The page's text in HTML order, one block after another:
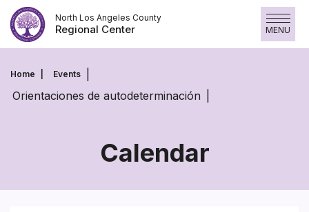
Skip
to
content
North Los Angeles County
Regional Center MENU
Home Events
Orientaciones de autodeterminación
Calendar